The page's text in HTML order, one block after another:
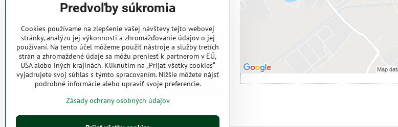
IW Trend s.r.o.
Pri Majeri 6
831 06 Bratislava
Web: www.iwtrend.sk
Telefón: (02) 4488 4826, 4487
Povoliť a zapamätať - súhlas s druhom
cookie: Funkčné
Otvoriť obsah v novom okne
Predvoľby súkromia
Cookies používame na zlepšenie vašej návštevy tejto webovej
stránky, analýzu jej výkonnosti a zhromažďovanie údajov o jej
používaní. Na tento účel môžeme použiť nástroje a služby tretích
strán a zhromaždené údaje sa môžu preniesť k partnerom v EÚ,
USA alebo iných krajinách. Kliknutím na „Prijať všetky cookies“
vyjadrujete svoj súhlas s týmto spracovaním. Nižšie môžete nájsť
podrobné informácie alebo upraviť svoje preferencie.
Zásady ochrany osobných údajov